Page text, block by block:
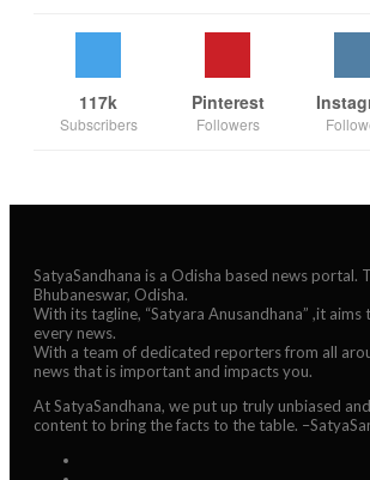
117k
Subscribers
Pinterest
Followers
SatyaSandhana is a Odisha based news portal.
Bhubaneswar, Odisha.
With its tagline, “Satyara Anusandhana” ,it
every news.
With a team of dedicated reporters from all
news that is important and impacts you.
At SatyaSandhana, we put up truly unbiased
content to bring the facts to the table.